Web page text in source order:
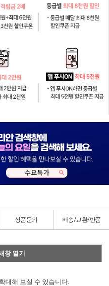
상품문의 배송/교환/반품
창 열기
대해 보실 수 있습니다.